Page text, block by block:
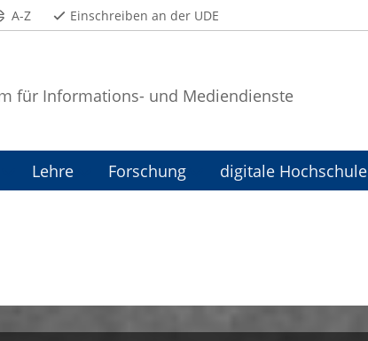
für Informations- und Mediendienste
A-Z Einschreiben an der UDE
Lehre Forschung digitale Hochschule